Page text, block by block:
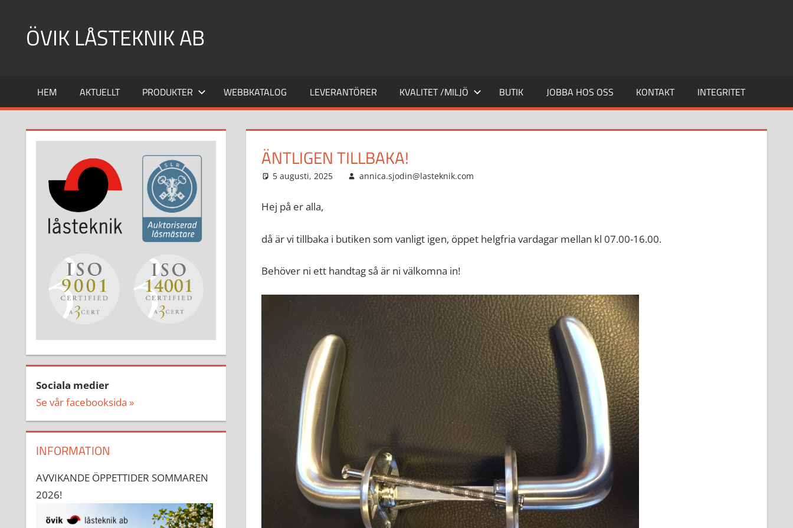
innehållÖVIK LÅSTEKNIK AB
HEM AKTUELLT PRODUKTER WEBBKATALOG LEVERANTÖRER KVALITET /MILJÖ BUTIK JOBBA HOS OSS KONTAKT INTEGRITET
ÄNTLIGEN TILLBAKA!
5 augusti, 2025 annica.sjodin@lasteknik.com
Hej på er alla,
då är vi tillbaka i butiken som vanligt igen, öppet helgfria vardagar mellan kl 07.00-16.00.
Behöver ni ett handtag så är ni välkomna in!
Sociala medier
Se vår facebooksida »
INFORMATION
AVVIKANDE ÖPPETTIDER SOMMAREN
2026!